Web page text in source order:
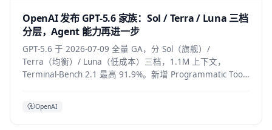
OpenAI 发布 GPT-5.6 家族：Sol / Terra / Luna 三档
分层，Agent 能力再进一步
GPT-5.6 于 2026-07-09 全量 GA，分 Sol（旗舰）/
Terra（均衡）/ Luna（低成本）三档，1.1M 上下文，
Terminal-Bench 2.1 最高 91.9%。新增 Programmatic Tool
OpenAI